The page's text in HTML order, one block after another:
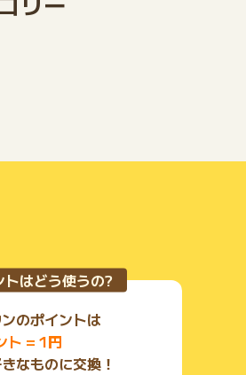
はどう使うの?
のポイントは
ト = 1円
なものに交換！